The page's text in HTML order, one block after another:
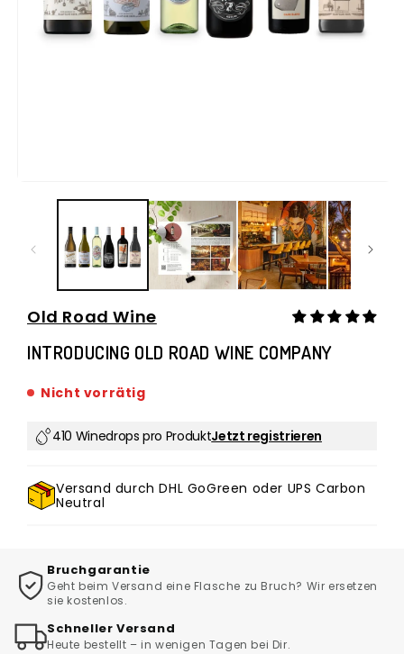
Modal
öffnen
Old Road Wine
INTRODUCING OLD ROAD WINE COMPANY
Nicht vorrätig
410 Winedrops pro ProduktJetzt registrieren
Versand durch DHL GoGreen oder UPS Carbon
Neutral
Bruchgarantie
Geht beim Versand eine Flasche zu Bruch? Wir ersetzen
sie kostenlos.
Schneller Versand
Heute bestellt – in wenigen Tagen bei Dir.